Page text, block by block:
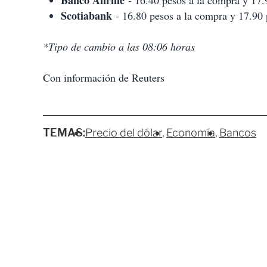
Scotiabank - 16.80 pesos a la compra y 17.90
*Tipo de cambio a las 08:06 horas
Con información de Reuters
TEMAS:Precio del dólar Economía Bancos